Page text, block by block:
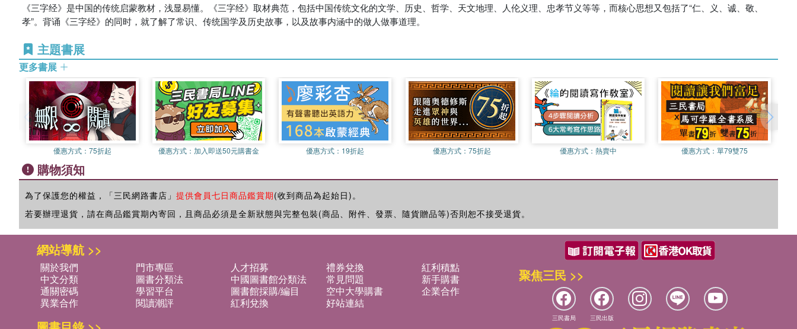
《三字经》是中国的传统启蒙教材，浅显易懂。《三字经》取材典范，包括中国传统文化的文学、历史、哲学、天文地理、人伦义理、忠孝节义等等，而核心思想又包括了“仁、义、诚、敬、
孝”。背诵《三字经》的同时，就了解了常识、传统国学及历史故事，以及故事内涵中的做人做事道理。
主題書展
更多書展
優惠方式： 75折起 優惠方式： 加入即送50元購書金 優惠方式： 19折起 優惠方式： 75折起 優惠方式： 熱賣中 優惠方式：單79雙75
購物須知
為了保護您的權益，「三民網路書店」 提供會員七日商品鑑賞期(收到商品為起始日)。
若要辦理退貨，請在商品鑑賞期內寄回，且商品必須是全新狀態與完整包裝(商品、附件、發票、隨貨贈品等)否則恕不接受退貨。
網站導航 >>
關於我們 門市專區 人才招募 禮券兌換
紅利積點
中文分類
圖書分類法 中國圖書館分類法 常見問題
新手購書
通關密碼
學習平台 圖書館採購/編目 空中大學購書
企業合作
異業合作
閱讀潮評 紅利兌換 好站連結
聚焦三民 >>
三民書局 三民出版